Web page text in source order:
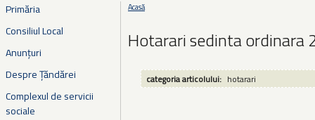
Primăria
Consiliul Local
Anunțuri
Despre Țăndărei
Complexul de servicii
sociale
Eşti aici
Acasă
Hotarari sedinta ordinara
categoria articolului: hotarari